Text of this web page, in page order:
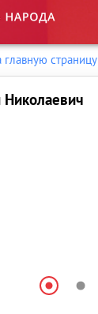
главную страницу
Николаевич